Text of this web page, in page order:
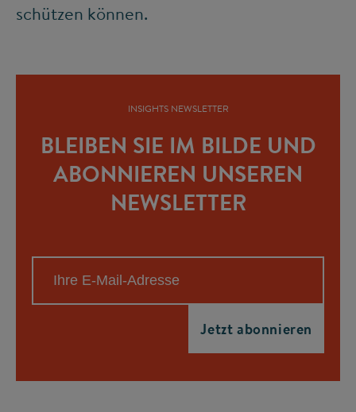
schützen können.
INSIGHTS NEWSLETTER
BLEIBEN SIE IM BILDE UND
ABONNIEREN UNSEREN
NEWSLETTER